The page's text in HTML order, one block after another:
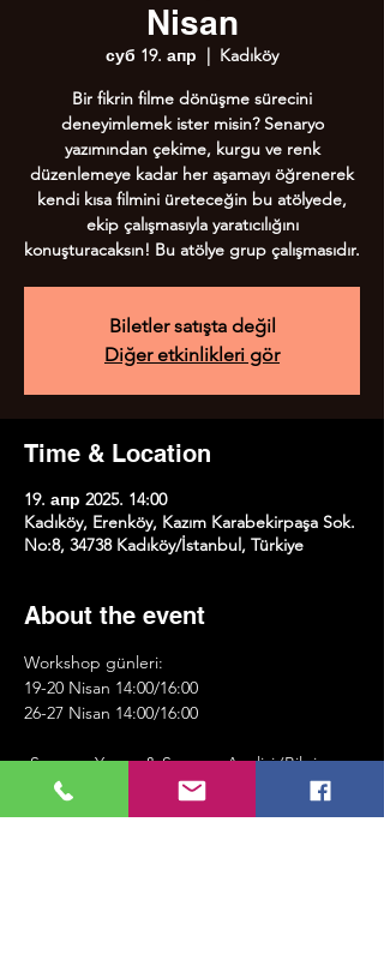
Nisan
суб 19. апр
  |
Kadıköy
Bir fikrin filme dönüşme sürecini
deneyimlemek ister misin? Senaryo
yazımından çekime, kurgu ve renk
düzenlemeye kadar her aşamayı öğrenerek
kendi kısa filmini üreteceğin bu atölyede,
ekip çalışmasıyla yaratıcılığını
konuşturacaksın! Bu atölye grup çalışmasıdır.
Biletler satışta değil
Diğer etkinlikleri gör
Time & Location
19. апр 2025. 14:00
Kadıköy, Erenköy, Kazım Karabekirpaşa Sok.
No:8, 34738 Kadıköy/İstanbul, Türkiye
About the event
Workshop günleri:
19-20 Nisan 14:00/16:00
26-27 Nisan 14:00/16:00
-Senaryo Yazımı & Senaryo Analizi (Bilgisayar
getirmek zorunludur.)
-Storyboard Hazırlama